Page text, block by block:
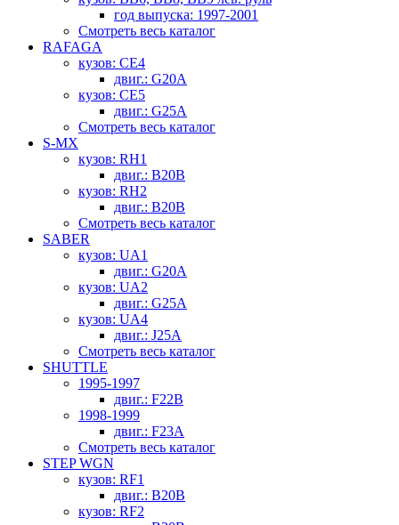
год выпуска: 1997-2001
Смотреть весь каталог
RAFAGA
кузов: CE4
двиг.: G20A
кузов: CE5
двиг.: G25A
Смотреть весь каталог
S-MX
кузов: RH1
двиг.: B20B
кузов: RH2
двиг.: B20B
Смотреть весь каталог
SABER
кузов: UA1
двиг.: G20A
кузов: UA2
двиг.: G25A
кузов: UA4
двиг.: J25A
Смотреть весь каталог
SHUTTLE
1995-1997
двиг.: F22B
1998-1999
двиг.: F23A
Смотреть весь каталог
STEP WGN
кузов: RF1
двиг.: B20B
кузов: RF2